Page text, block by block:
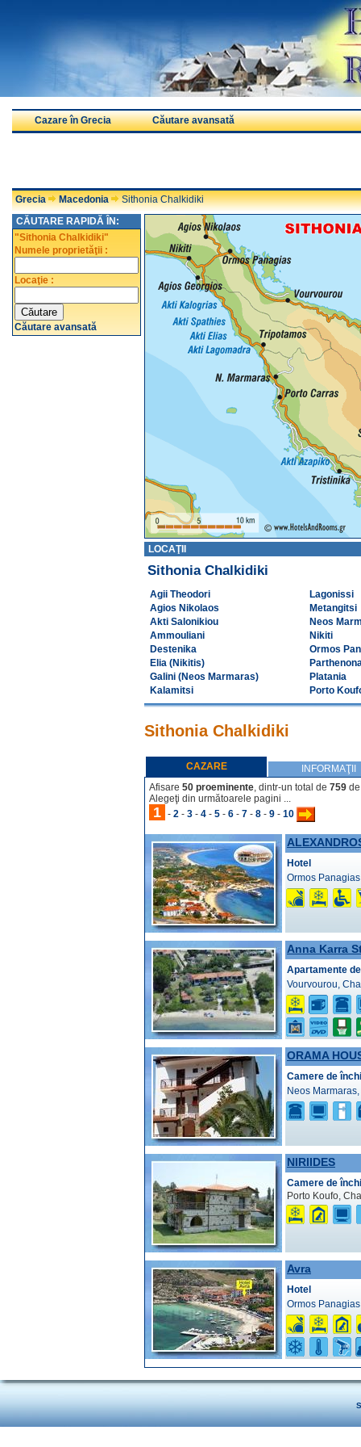
Cazare în Grecia Căutare avansată
Grecia Macedonia
Sithonia Chalkidiki
CĂUTARE RAPIDĂ ÎN:
"Sithonia Chalkidiki"
Numele proprietăţii :
Locaţie :
Căutare avansată
LOCAŢII
Sithonia Chalkidiki
Agii Theodori
Agios Nikolaos
Akti Salonikiou
Ammouliani
Destenika
Elia (Nikitis)
Galini (Neos Marmaras)
Kalamitsi
Lagonissi
Metangitsi
Neos
Nikiti
Ormos
Platania
Porto
Sithonia Chalkidiki
CAZARE
INFORMAŢII
Afisare 50 proeminente, dintr-un total de 759
Alegeţi din următoarele pagini ...
1 - 2 - 3 - 4 - 5 - 6 - 7 - 8 - 9 - 10
Hotel
Ormos
Anna Karra
Apartamente
Vourvourou,
ORAMA
Camere de
Neos
NIRIIDES
Camere de
Porto Koufo,
Avra
Hotel
Ormos